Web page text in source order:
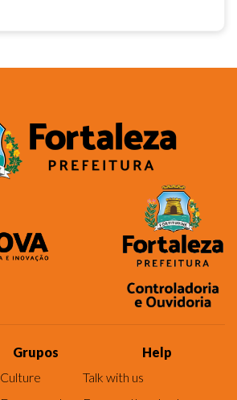
Grupos
Culture
Help
Talk with us